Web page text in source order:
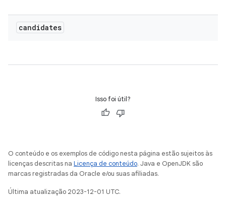
candidates
Isso foi útil?
O conteúdo e os exemplos de código nesta página estão sujeitos às
licenças descritas na Licença de conteúdo. Java e OpenJDK são
marcas registradas da Oracle e/ou suas afiliadas.
Última atualização 2023-12-01 UTC.